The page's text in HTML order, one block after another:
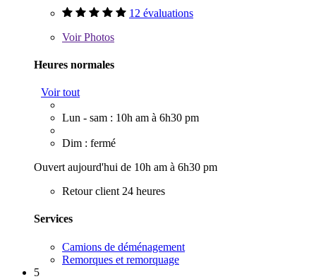
12 évaluations
VoirPhotos
Heures normales
Voir tout
Lun - sam : 10h am à 6h30 pm
Dim : fermé
Ouvert aujourd'hui de 10h am à 6h30 pm
Retour client 24 heures
Services
Camions de déménagement
Remorques et remorquage
5